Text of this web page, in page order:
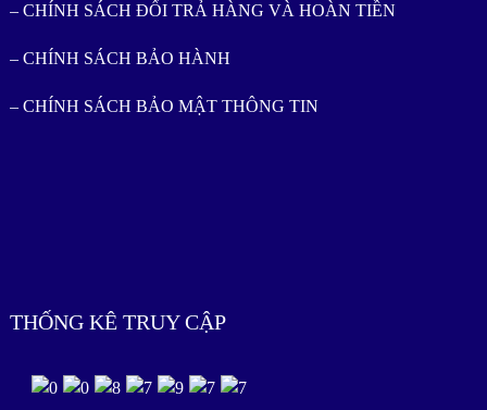
– CHÍNH SÁCH ĐỔI TRẢ HÀNG VÀ HOÀN TIỀN
– CHÍNH SÁCH BẢO HÀNH
– CHÍNH SÁCH BẢO MẬT THÔNG TIN
THỐNG KÊ TRUY CẬP